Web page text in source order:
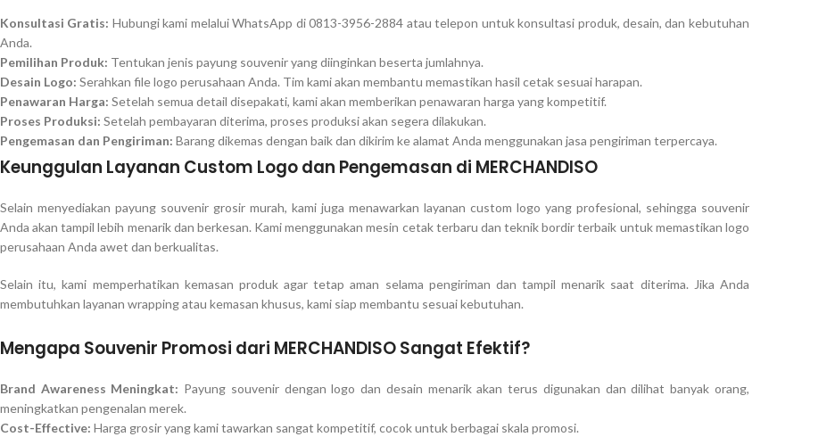
Konsultasi Gratis: Hubungi kami melalui WhatsApp di 0813-3956-2884 atau telepon untuk konsultasi produk, desain, dan kebutuhan
Anda.
Pemilihan Produk: Tentukan jenis payung souvenir yang diinginkan beserta jumlahnya.
Desain Logo: Serahkan file logo perusahaan Anda. Tim kami akan membantu memastikan hasil cetak sesuai harapan.
Penawaran Harga: Setelah semua detail disepakati, kami akan memberikan penawaran harga yang kompetitif.
Proses Produksi: Setelah pembayaran diterima, proses produksi akan segera dilakukan.
Pengemasan dan Pengiriman: Barang dikemas dengan baik dan dikirim ke alamat Anda menggunakan jasa pengiriman terpercaya.
Keunggulan Layanan Custom Logo dan Pengemasan di MERCHANDISO
Selain menyediakan payung souvenir grosir murah, kami juga menawarkan layanan custom logo yang profesional, sehingga souvenir
Anda akan tampil lebih menarik dan berkesan. Kami menggunakan mesin cetak terbaru dan teknik bordir terbaik untuk memastikan logo
perusahaan Anda awet dan berkualitas.
Selain itu, kami memperhatikan kemasan produk agar tetap aman selama pengiriman dan tampil menarik saat diterima. Jika Anda
membutuhkan layanan wrapping atau kemasan khusus, kami siap membantu sesuai kebutuhan.
Mengapa Souvenir Promosi dari MERCHANDISO Sangat Efektif?
Brand Awareness Meningkat: Payung souvenir dengan logo dan desain menarik akan terus digunakan dan dilihat banyak orang,
meningkatkan pengenalan merek.
Cost-Effective: Harga grosir yang kami tawarkan sangat kompetitif, cocok untuk berbagai skala promosi.